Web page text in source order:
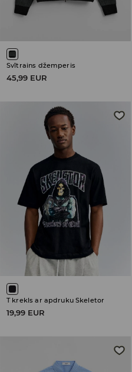
Svītrains džemperis
45,99 EUR
T krekls ar apdruku Skeletor
19,99 EUR